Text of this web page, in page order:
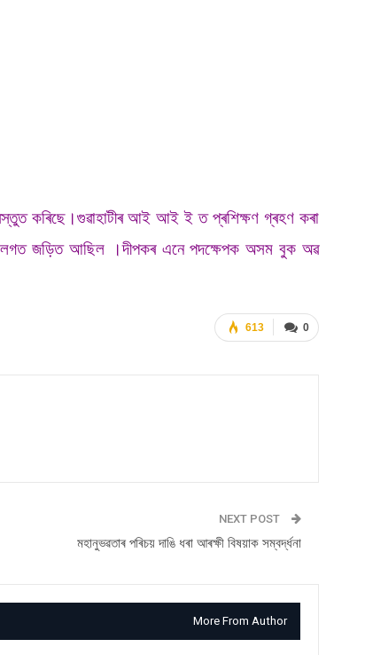
কৰিছে।গুৱাহাটীৰ আই আই ই ত প্ৰশিক্ষণ গ্ৰহণ কৰা
লগত জড়িত আছিল ।দীপকৰ এনে পদক্ষেপক অসম বুক অৱ
0
613
NEXT POST
মহানুভৱতাৰ পৰিচয় দাঙি ধৰা আৰক্ষী বিষয়াক সম্বৰ্দ্ধনা
More From Author